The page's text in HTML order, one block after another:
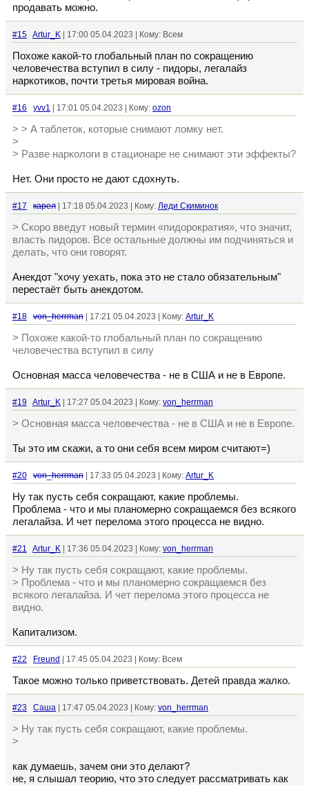
продавать можно.
#15 Artur_K | 17:00 05.04.2023 | Кому: Всем
Похоже какой-то глобальный план по сокращению
человечества вступил в силу - пидоры, легалайз
наркотиков, почти третья мировая война.
#16 yvv1 | 17:01 05.04.2023 | Кому: ozon
> > А таблеток, которые снимают ломку нет.
>
> Разве наркологи в стационаре не снимают эти эффекты?
Нет. Они просто не дают сдохнуть.
#17 кaрел | 17:18 05.04.2023 | Кому: Леди Скиминок
> Скоро введут новый термин «пидорократия», что значит,
власть пидоров. Все остальные должны им подчиняться и
делать, что они говорят.
Анекдот "хочу уехать, пока это не стало обязательным"
перестаёт быть анекдотом.
#18 von_herrman | 17:21 05.04.2023 | Кому: Artur_K
> Похоже какой-то глобальный план по сокращению
человечества вступил в силу
Основная масса человечества - не в США и не в Европе.
#19 Artur_K | 17:27 05.04.2023 | Кому: von_herrman
> Основная масса человечества - не в США и не в Европе.
Ты это им скажи, а то они себя всем миром считают=)
#20 von_herrman | 17:33 05.04.2023 | Кому: Artur_K
Ну так пусть себя сокращают, какие проблемы.
Проблема - что и мы планомерно сокращаемся без всякого
легалайза. И чет перелома этого процесса не видно.
#21 Artur_K | 17:36 05.04.2023 | Кому: von_herrman
> Ну так пусть себя сокращают, какие проблемы.
> Проблема - что и мы планомерно сокращаемся без
всякого легалайза. И чет перелома этого процесса не
видно.
Капитализом.
#22 Freund | 17:45 05.04.2023 | Кому: Всем
Такое можно только приветствовать. Детей правда жалко.
#23 Cаша | 17:47 05.04.2023 | Кому: von_herrman
> Ну так пусть себя сокращают, какие проблемы.
>
как думаешь, зачем они это делают?
не, я слышал теорию, что это следует рассматривать как